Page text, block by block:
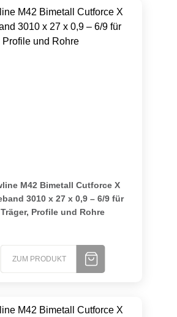
M42 Bimetall Cutforce X
3010 x 27 x 0,9 – 6/9 für
Träger, Profile und Rohre
ZUM PRODUKT